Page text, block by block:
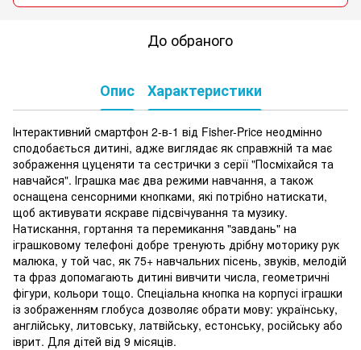
До обраного
Опис Характеристики
Інтерактивний смартфон 2-в-1 від Fisher-Price неодмінно
сподобається дитині, адже виглядає як справжній та має
зображення цуценяти та сестрички з серії "Посміхайся та
навчайся". Іграшка має два режими навчання, а також
оснащена сенсорними кнопками, які потрібно натискати,
щоб активувати яскраве підсвічування та музику.
Натискання, гортання та перемикання "завдань" на
іграшковому телефоні добре тренують дрібну моторику рук
малюка, у той час, як 75+ навчальних пісень, звуків, мелодій
та фраз допомагають дитині вивчити числа, геометричні
фігури, кольори тощо.​ Спеціальна кнопка на корпусі іграшки
із зображенням глобуса дозволяє обрати мову: українську,
англійську, литовську, латвійську, естонську, російську або
іврит. Для дітей від 9 місяців.